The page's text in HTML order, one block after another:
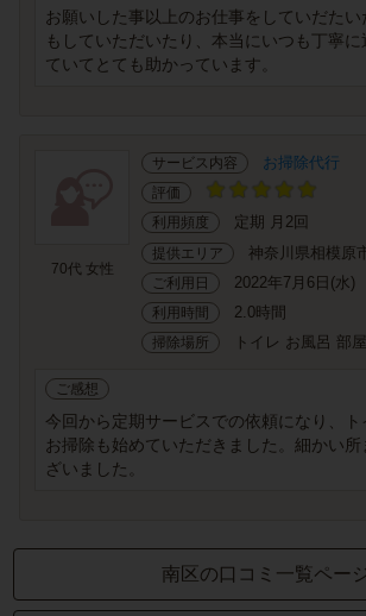
お願いした事以上のお仕事をしていだたい
もしていただいたり、本当にいつも丁寧に
ていてとても助かっています。
70代 女性
サービス内容 お掃除代行
評価
利用頻度
定期 月2回
提供エリア 神奈川県相模原
ご利用日 2022年7月6日(水)
利用時間 2.0時間
掃除場所 トイレ お風呂 部屋
ご感想
今回から定期サービスでの依頼になり、
お掃除も始めていただきました。細かい
ざいました。
南区の口コミ一覧ペー